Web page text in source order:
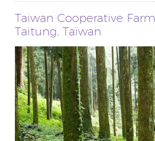
Taiwan Cooperative Farm
Taitung, Taïwan